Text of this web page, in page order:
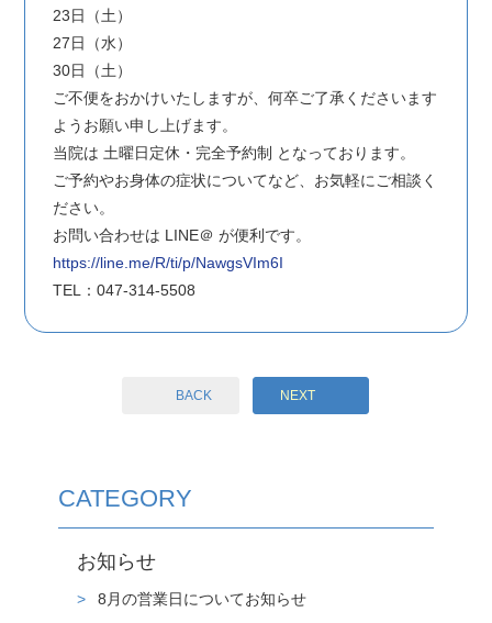
23日（土）
27日（水）
30日（土）
ご不便をおかけいたしますが、何卒ご了承くださいます
ようお願い申し上げます。
当院は 土曜日定休・完全予約制 となっております。
ご予約やお身体の症状についてなど、お気軽にご相談く
ださい。
お問い合わせは LINE＠ が便利です。
https://line.me/R/ti/p/NawgsVIm6I
TEL：047-314-5508
BACK NEXT
CATEGORY
お知らせ
8月の営業日についてお知らせ